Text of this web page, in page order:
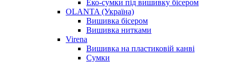
Еко-сумки під вишивку бісером
OLANTA (Україна)
Вишивка бісером
Вишивка нитками
Virena
Вишивка на пластиковій канві
Сумки